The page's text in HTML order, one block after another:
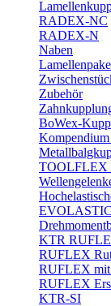
RADEX-NC
RADEX-N
Naben
Zubehör
BoWex-
TOOLFLEX
EVOLASTIC
KTR
RUFLEX
RUFLEX
RUFLEX
KTR-SI